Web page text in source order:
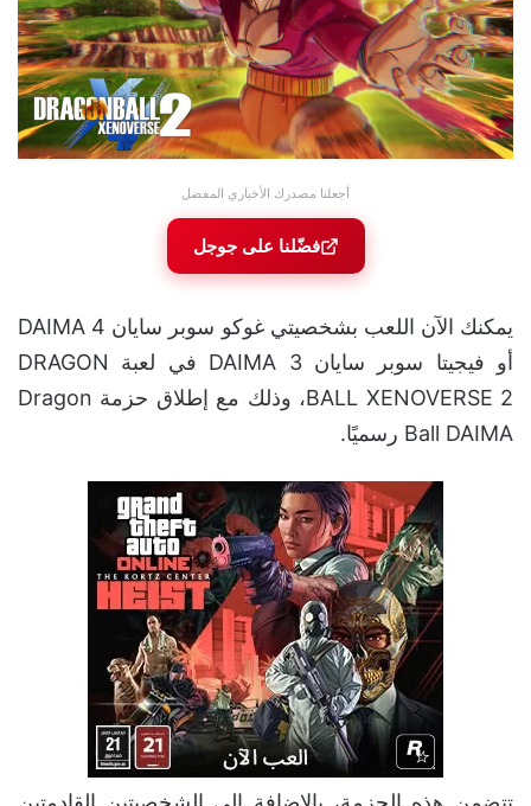
أجعلنا مصدرك الأخباري المفضل
فضّلنا على جوجل
يمكنك الآن اللعب بشخصيتي غوكو سوبر سايان 4 DAIMA
أو فيجيتا سوبر سايان 3 DAIMA في لعبة DRAGON
BALL XENOVERSE 2، وذلك مع إطلاق حزمة Dragon
Ball DAIMA رسميًا.